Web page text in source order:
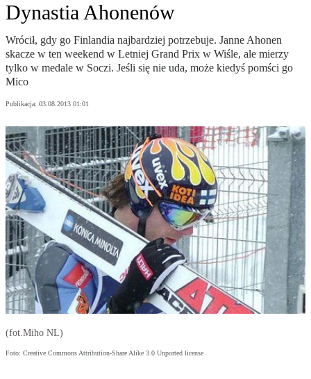
Dynastia Ahonenów
Wrócił, gdy go Finlandia najbardziej potrzebuje. Janne Ahonen
skacze w ten weekend w Letniej Grand Prix w Wiśle, ale mierzy
tylko w medale w Soczi. Jeśli się nie uda, może kiedyś pomści go
Mico
Publikacja: 03.08.2013 01:01
(fot.Miho NL)
Foto: Creative Commons Attribution-Share Alike 3.0 Unported license